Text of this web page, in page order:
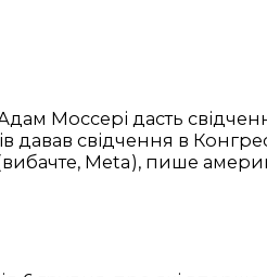
Моссері дасть
давав свідчення в
Meta), пише